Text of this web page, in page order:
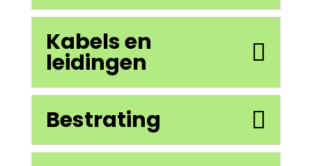
Kabels en
leidingen
Bestrating